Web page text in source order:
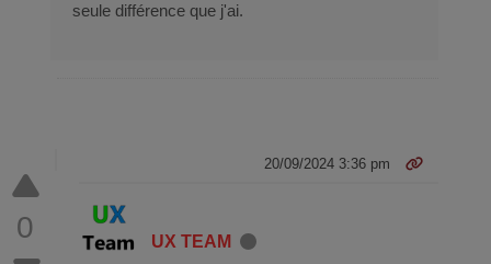
seule différence que j'ai.
0
20/09/2024 3:36 pm
UX TEAM